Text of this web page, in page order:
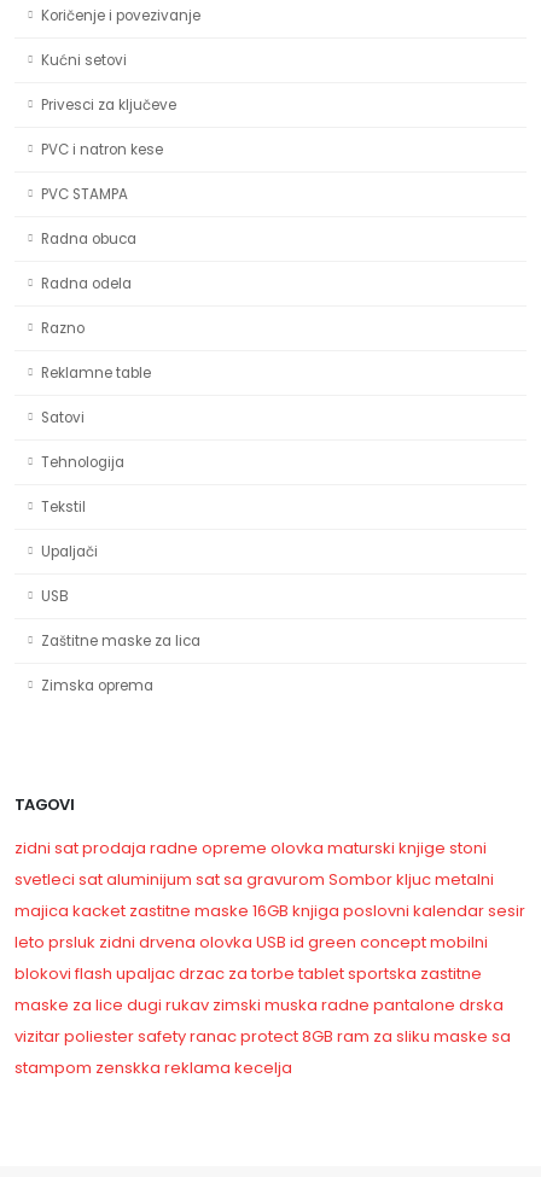
Koričenje i povezivanje
Kućni setovi
Privesci za ključeve
PVC i natron kese
PVC STAMPA
Radna obuca
Radna odela
Razno
Reklamne table
Satovi
Tehnologija
Tekstil
Upaljači
USB
Zaštitne maske za lica
Zimska oprema
TAGOVI
zidni satprodaja radne opreme olovka maturski knjige stoni
svetleci sataluminijum sat sa gravurom Somborkljucmetalni
majica kacket zastitne maske 16GB knjiga poslovni kalendarsesir
leto prsluk zidni drvena olovka USB id green conceptmobilni
blokovi flash upaljacdrzac za torbe tabletsportska zastitne
maske za lice dugi rukav zimski muska radne pantalone drska
vizitarpoliestersafetyranacprotect8GB ram za sliku maske sa
stampom zenskka reklama kecelja